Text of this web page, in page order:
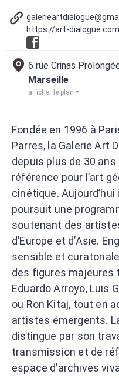
https://art-dialogue.com
6 rue Crinas
Marseille
afficher le plan
Fondée en 1996 à
Parres, la Galerie Art
depuis plus de 30
référence pour l’art
cinétique.
poursuit une
soutenant des
d’Europe et d’Asie.
sensible et
des figures majeures
Eduardo Arroyo, Luis
ou Ron Kitaj, tout en
artistes émergents.
distingue par son
transmission et de
espace d’archives